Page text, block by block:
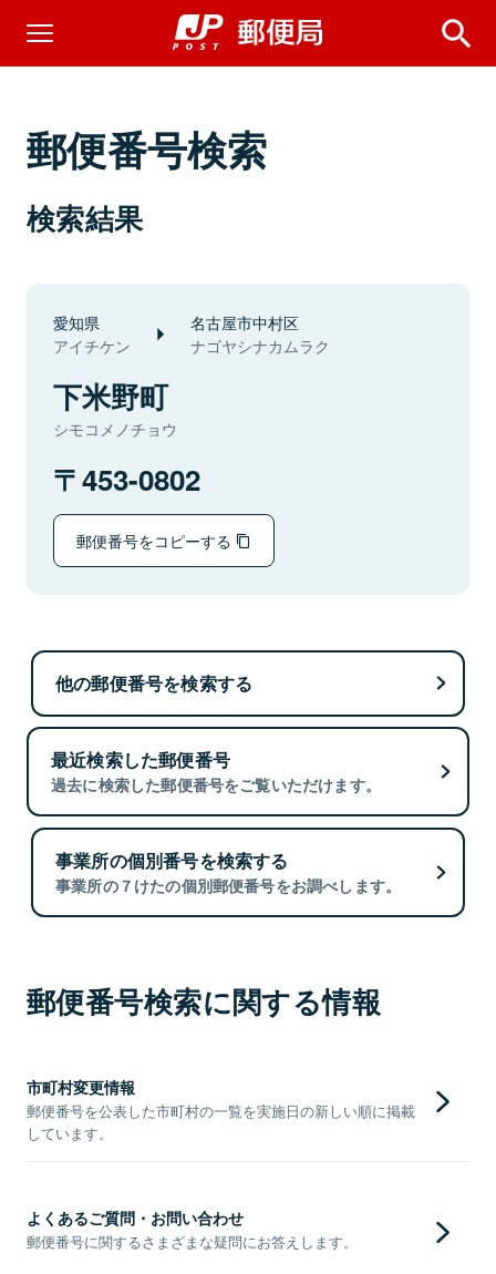
郵便番号検索
検索結果
愛知県
アイチケン
名古屋市中村区
ナゴヤシナカムラク
下米野町
シモコメノチョウ
453-0802
郵便番号をコピーする
他の郵便番号を検索する
最近検索した郵便番号
過去に検索した郵便番号をご覧いただけます。
事業所の個別番号を検索する
事業所の７けたの個別郵便番号をお調べします。
郵便番号検索に関する情報
市町村変更情報
郵便番号を公表した市町村の一覧を実施日の新しい順に掲載
しています。
よくあるご質問・お問い合わせ
郵便番号に関するさまざまな疑問にお答えします。